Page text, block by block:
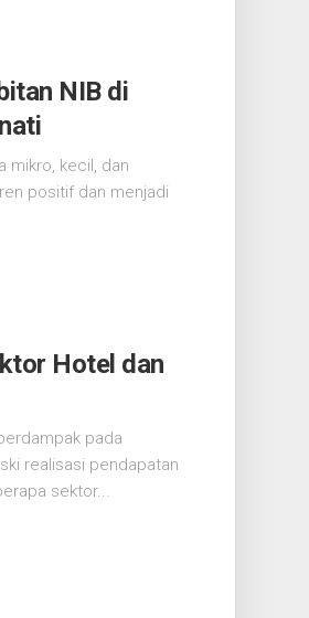
NIB di
mikro, kecil, dan
positif dan menjadi
Hotel dan
pada
realisasi pendapatan
sektor...